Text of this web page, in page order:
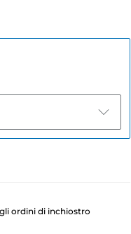
ordini di inchiostro